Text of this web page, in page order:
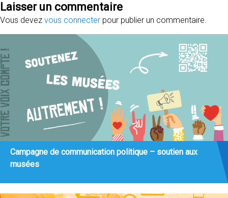
Laisser un commentaire
Vous devez vous connecter pour publier un commentaire.
Campagne de communication politique – soutien aux
musées